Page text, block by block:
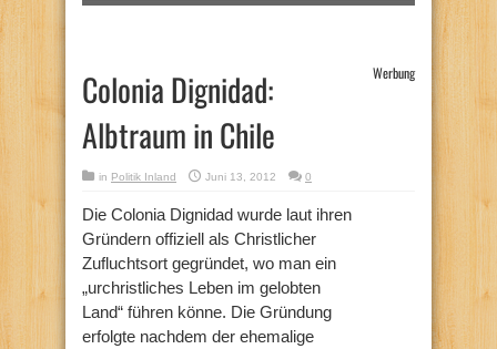
Colonia Dignidad:
Albtraum in Chile
Werbung
in Politik Inland Juni 13, 2012 0
Die Colonia Dignidad wurde laut ihren
Gründern offiziell als Christlicher
Zufluchtsort gegründet, wo man ein
„urchristliches Leben im gelobten
Land“ führen könne. Die Gründung
erfolgte nachdem der ehemalige